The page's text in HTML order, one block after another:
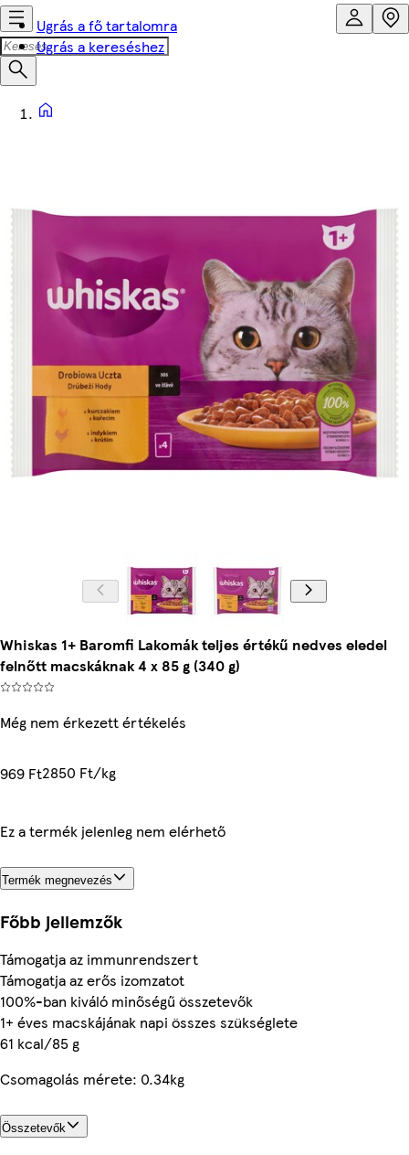
Ugrás a fő tartalomra
Ugrás a kereséshez
Whiskas 1+ Baromfi Lakomák teljes értékű nedves eledel
felnőtt macskáknak 4 x 85 g (340 g)
Még nem érkezett értékelés
969 Ft2850 Ft/kg
Ez a termék jelenleg nem elérhető
Termék megnevezés
Főbb jellemzők
Támogatja az immunrendszert
Támogatja az erős izomzatot
100%-ban kiváló minőségű összetevők
1+ éves macskájának napi összes szükséglete
61 kcal/85 g
Csomagolás mérete: 0.34kg
Összetevők